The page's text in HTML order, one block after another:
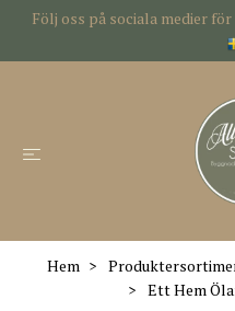
Följ oss på sociala medier
Hem
Ett Hem